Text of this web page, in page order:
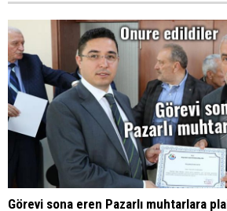
Görevi sona eren Pazarlı muhtarlara